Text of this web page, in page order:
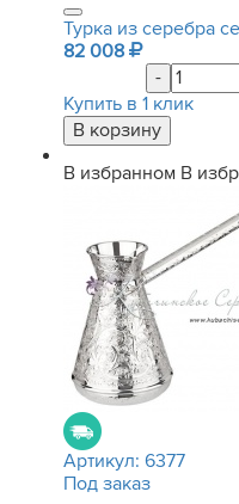
Турка из серебра
82 008
-
Купить в 1 клик
В избранном В
Артикул: 6377
Под заказ